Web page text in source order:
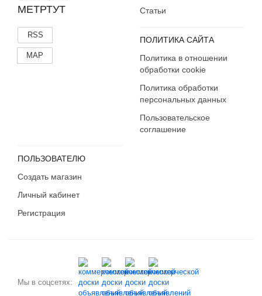
МЕТРТУТ
RSS
MAP
Статьи
ПОЛИТИКА САЙТА
Политика в отношении
обработки cookie
Политика обработки
персональных данных
Пользовательское
соглашение
ПОЛЬЗОВАТЕЛЮ
Создать магазин
Личный кабинет
Регистрация
Мы в соцсетях: